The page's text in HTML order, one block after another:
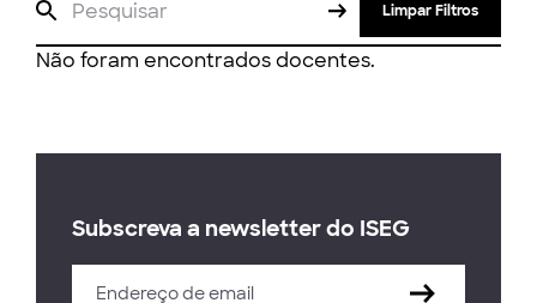
Limpar Filtros
Não foram encontrados docentes.
Subscreva a newsletter do ISEG